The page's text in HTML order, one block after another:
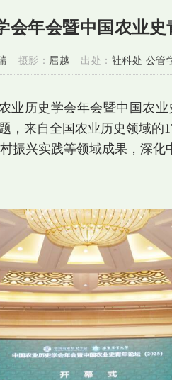
会年会暨中国农业
摄影： 屈越 出处： 社科处 公管
业历史学会年会暨中国农
，来自全国农业历史领域
振兴实践等领域成果，深